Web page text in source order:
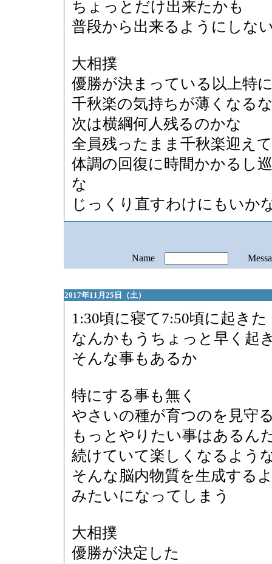
ちょっとだけ出来たかも
普段から出来るようにしな
大相撲
優勝が決まっている以上特
千秋楽の気持ちが薄くなる
次は横綱何人残るのかな
全員残ったまま千秋楽迎え
体調の回復に時間かかるし
な
じっくり直すわけにもいか
Name
2017年11月25日（土）
1:30頃に寝て7:50頃に起きた
なんかもうちょっと早く起
そんな事もあるか
特にする事も無く
やさいの種が育つのを見守
もっとやりたい事はあるん
続けていて楽しくなるよう
そんな脳内物質を生成する
みたいになってしまう
大相撲
優勝が決定した